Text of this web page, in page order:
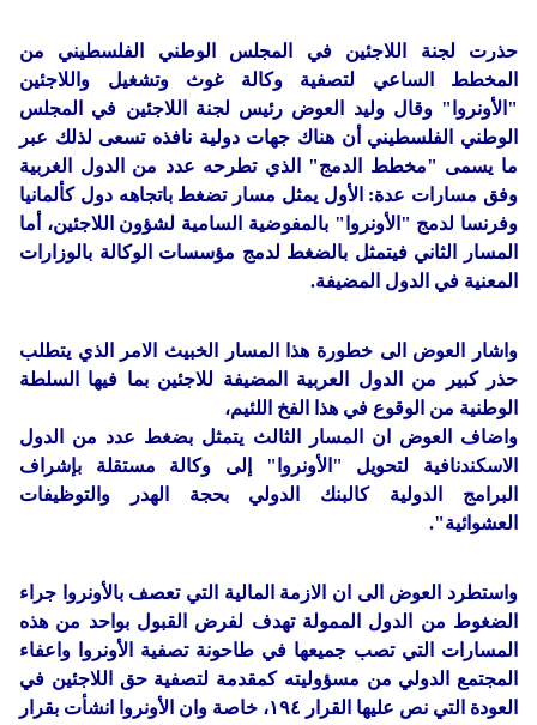
حذرت لجنة اللاجئين في المجلس الوطني الفلسطيني من
المخطط الساعي لتصفية وكالة غوث وتشغيل واللاجئين
"الأونروا" وقال وليد العوض رئيس لجنة اللاجئين في المجلس
الوطني الفلسطيني أن هناك جهات دولية نافذه تسعى لذلك عبر
ما يسمى "مخطط الدمج" الذي تطرحه عدد من الدول الغربية
وفق مسارات عدة: الأول يمثل مسار تضغط باتجاهه دول كألمانيا
وفرنسا لدمج "الأونروا" بالمفوضية السامية لشؤون اللاجئين، أما
المسار الثاني فيتمثل بالضغط لدمج مؤسسات الوكالة بالوزارات
المعنية في الدول المضيفة.
واشار العوض الى خطورة هذا المسار الخبيث الامر الذي يتطلب
حذر كبير من الدول العربية المضيفة للاجئين بما فيها السلطة
الوطنية من الوقوع في هذا الفخ اللئيم،
واضاف العوض ان المسار الثالث يتمثل بضغط عدد من الدول
الاسكندنافية لتحويل "الأونروا" إلى وكالة مستقلة بإشراف
البرامج الدولية كالبنك الدولي بحجة الهدر والتوظيفات
العشوائية".
واستطرد العوض الى ان الازمة المالية التي تعصف بالأونروا جراء
الضغوط من الدول الممولة تهدف لفرض القبول بواحد من هذه
المسارات التي تصب جميعها في طاحونة تصفية الأونروا واعفاء
المجتمع الدولي من مسؤوليته كمقدمة لتصفية حق اللاجئين في
العودة التي نص عليها القرار ١٩٤، خاصة وان الأونروا انشأت بقرار